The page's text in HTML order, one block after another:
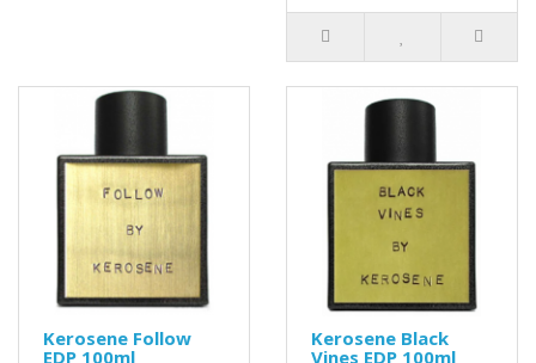
Kerosene Follow
EDP 100ml
Kerosene Black
Vines EDP 100ml